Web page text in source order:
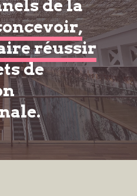
de la
réussir
de